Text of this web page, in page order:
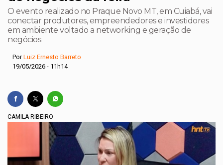
O evento realizado no Praque Novo MT, em Cuiabá, vai
conectar produtores, empreendedores e investidores
em ambiente voltado a networking e geração de
negócios
PorLuiz Ernesto Barreto
19/05/2026 - 11h14
CAMILA RIBEIRO